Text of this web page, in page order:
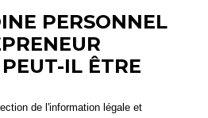
PERSONNEL
IL ÊTRE
de l'information légale et